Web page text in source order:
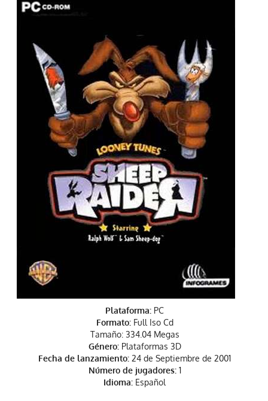
Plataforma: PC
Formato:Full Iso Cd
Tamaño: 334.04 Megas
Género:Plataformas 3D
Fecha de lanzamiento: 24 de Septiembre de 2001
Número de jugadores:1
Idioma: Español